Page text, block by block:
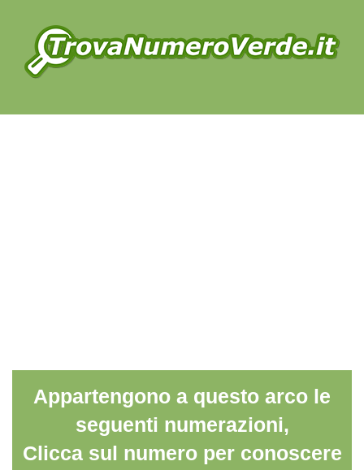
Appartengono a questo arco le
seguenti numerazioni,
Clicca sul numero per conoscere